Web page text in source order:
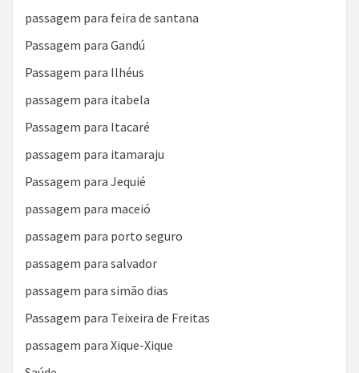
passagem para feira de santana
Passagem para Gandú
Passagem para Ilhéus
passagem para itabela
Passagem para Itacaré
passagem para itamaraju
Passagem para Jequié
passagem para maceió
passagem para porto seguro
passagem para salvador
passagem para simão dias
Passagem para Teixeira de Freitas
passagem para Xique-Xique